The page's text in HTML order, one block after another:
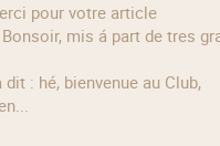
pour votre article